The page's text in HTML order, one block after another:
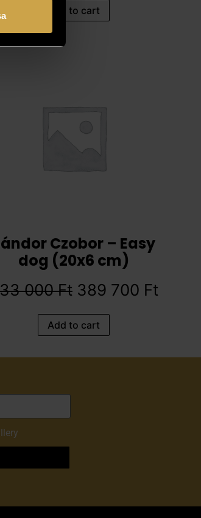
Add to cart
Czobor – Easy
dog (20x6 cm)
000Ft 389 700 Ft
Add to cart